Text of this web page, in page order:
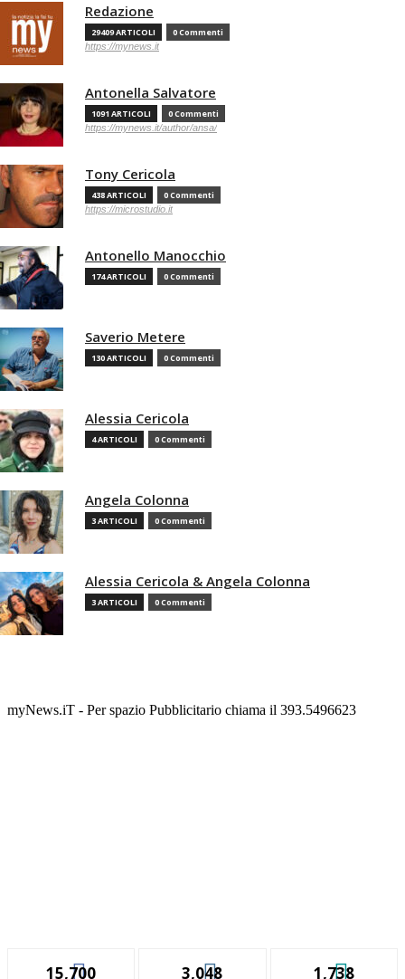
Redazione
29409 ARTICOLI 0 Commenti
https://mynews.it
Antonella Salvatore
1091 ARTICOLI 0 Commenti
https://mynews.it/author/ansa/
Tony Cericola
438 ARTICOLI 0 Commenti
https://microstudio.it
Antonello Manocchio
174 ARTICOLI 0 Commenti
Saverio Metere
130 ARTICOLI 0 Commenti
Alessia Cericola
4 ARTICOLI 0 Commenti
Angela Colonna
3 ARTICOLI 0 Commenti
Alessia Cericola & Angela Colonna
3 ARTICOLI 0 Commenti
myNews.iT - Per spazio Pubblicitario chiama il 393.5496623
15,700 3,048 1,738